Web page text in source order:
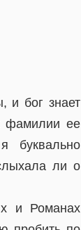
и бог знает
фамилии ее
буквально
ли о
и Романах